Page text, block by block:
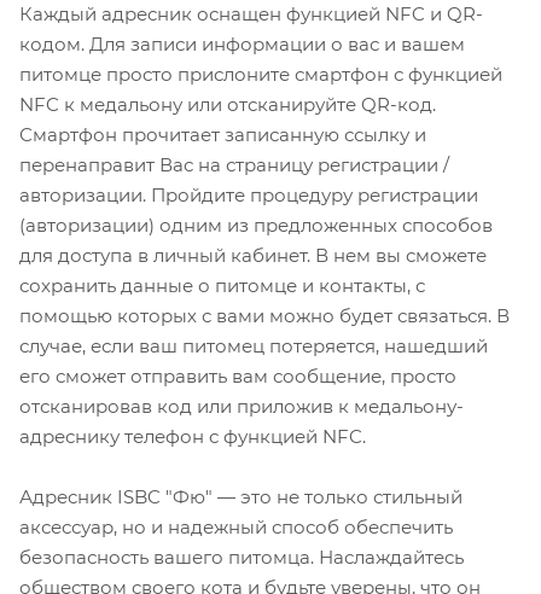
Каждый адресник оснащен функцией NFC и QR-
кодом. Для записи информации о вас и вашем
питомце просто прислоните смартфон с функцией
NFC к медальону или отсканируйте QR-код.
Смартфон прочитает записанную ссылку и
перенаправит Вас на страницу регистрации /
авторизации. Пройдите процедуру регистрации
(авторизации) одним из предложенных способов
для доступа в личный кабинет. В нем вы сможете
сохранить данные о питомце и контакты, с
помощью которых с вами можно будет связаться. В
случае, если ваш питомец потеряется, нашедший
его сможет отправить вам сообщение, просто
отсканировав код или приложив к медальону-
адреснику телефон с функцией NFC.
Адресник ISBC "Фю" — это не только стильный
аксессуар, но и надежный способ обеспечить
безопасность вашего питомца. Наслаждайтесь
обществом своего кота и будьте уверены, что он